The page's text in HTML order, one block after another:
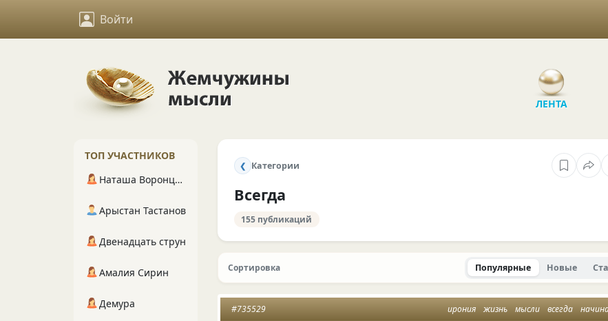
Войти
ЛЕНТА
❮ Категории
Всегда
155 публикаций
Сортировка Популярные Новые
ирония жизнь мысли всегда
#735529
ТОП УЧАСТНИКОВ
Наташа Воронцова
Арыстан Тастанов
Двенадцать струн
Амалия Сирин
Демура